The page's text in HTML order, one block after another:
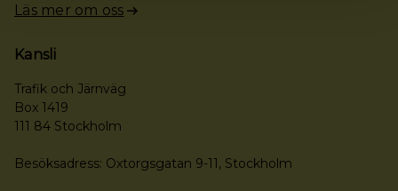
Läs mer om oss
Kansli
Trafik och Järnväg
Box 1419
111 84 Stockholm
Besöksadress: Oxtorgsgatan 9-11, Stockholm